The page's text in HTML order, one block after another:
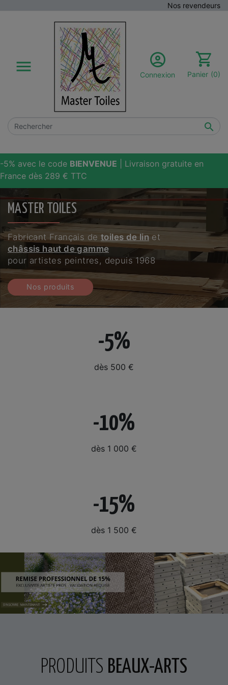
Nos revendeurs


Connexion Panier (0)
-5% avec le code BIENVENUE | Livraison gratuite en
France dès 289 € TTC
MASTER TOILES
Fabricant Français de toiles de lin et
châssis haut de gamme
pour artistes peintres, depuis 1968
Nos produits
-5%
dès 500 €
-10%
dès 1 000 €
-15%
dès 1 500 €
PRODUITS BEAUX-ARTS